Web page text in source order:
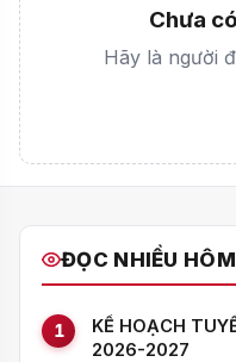
Chưa
Hãy là người
ĐỌC NHIỀU
1
KẾ HOẠCH
2026-2027